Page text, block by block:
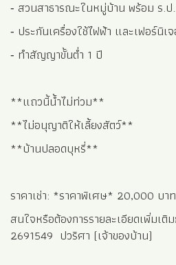
สนใจหรือต้องการรายละเอียดเพิ่มเติ
2691549 ปวริศา (เจ้าของบ้าน)
School
A virtually 2 story house offered
Along Inside Ring Road, Muang
This 125 sq.m. / 50 Talangwa
3 Bedrooms with furniture, 2
4 Air Cond, 2 Heater machines in